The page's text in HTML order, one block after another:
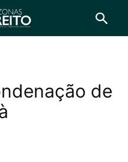
de